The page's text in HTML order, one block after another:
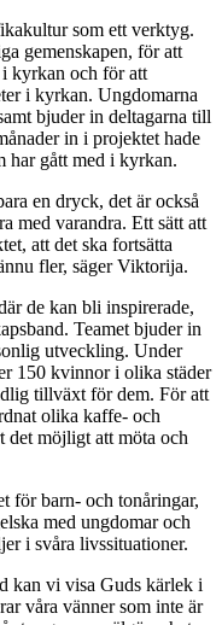
som ett verktyg.
gemenskapen, för att
kyrkan och för att
i kyrkan. Ungdomarna
bjuder in deltagarna till
in i projektet hade
har gått med i kyrkan.
en dryck, det är också
med varandra. Ett sätt att
att det ska fortsätta
fler, säger Viktorija.
de kan bli inspirerade,
Teamet bjuder in
utveckling. Under
150 kvinnor i olika städer
tillväxt för dem. För att
olika kaffe- och
det möjligt att möta och
för barn- och tonåringar,
med ungdomar och
i svåra livssituationer.
kan vi visa Guds kärlek i
våra vänner som inte är